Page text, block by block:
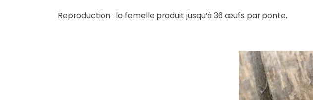
Reproduction : la femelle produit jusqu’à 36 œufs par ponte.